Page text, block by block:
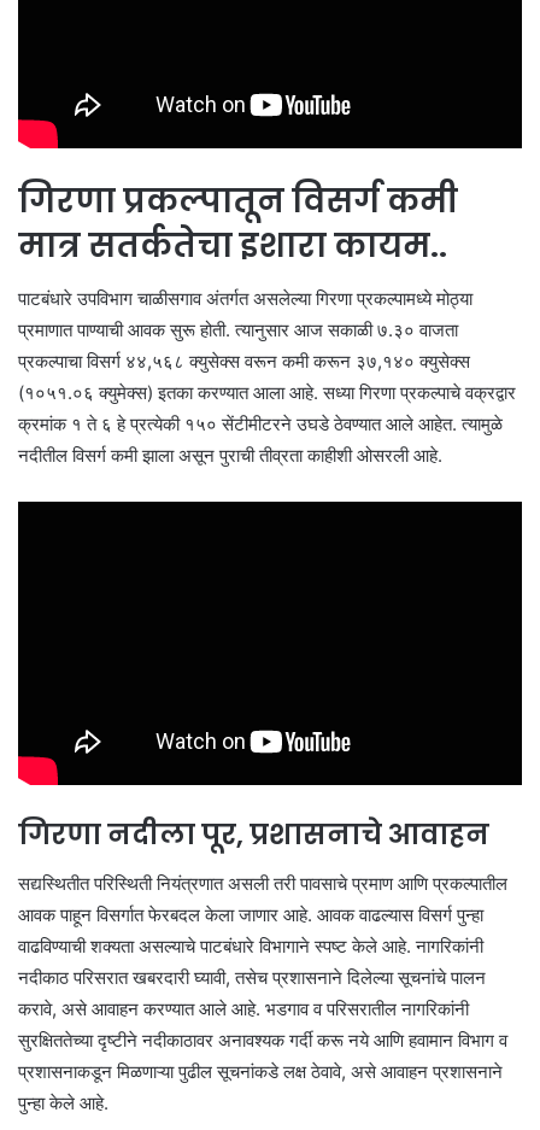
गिरणा प्रकल्पातून विसर्ग कमी
मात्र सतर्कतेचा इशारा कायम..
पाटबंधारे उपविभाग चाळीसगाव अंतर्गत असलेल्या गिरणा प्रकल्पामध्ये मोठ्या
प्रमाणात पाण्याची आवक सुरू होती. त्यानुसार आज सकाळी ७.३० वाजता
प्रकल्पाचा विसर्ग ४४,५६८ क्युसेक्स वरून कमी करून ३७,१४० क्युसेक्स
(१०५१.०६ क्युमेक्स) इतका करण्यात आला आहे. सध्या गिरणा प्रकल्पाचे वक्रद्वार
क्रमांक १ ते ६ हे प्रत्येकी १५० सेंटीमीटरने उघडे ठेवण्यात आले आहेत. त्यामुळे
नदीतील विसर्ग कमी झाला असून पुराची तीव्रता काहीशी ओसरली आहे.
गिरणा नदीला पूर, प्रशासनाचे आवाहन
सद्यस्थितीत परिस्थिती नियंत्रणात असली तरी पावसाचे प्रमाण आणि प्रकल्पातील
आवक पाहून विसर्गात फेरबदल केला जाणार आहे. आवक वाढल्यास विसर्ग पुन्हा
वाढविण्याची शक्यता असल्याचे पाटबंधारे विभागाने स्पष्ट केले आहे. नागरिकांनी
नदीकाठ परिसरात खबरदारी घ्यावी, तसेच प्रशासनाने दिलेल्या सूचनांचे पालन
करावे, असे आवाहन करण्यात आले आहे. भडगाव व परिसरातील नागरिकांनी
सुरक्षिततेच्या दृष्टीने नदीकाठावर अनावश्यक गर्दी करू नये आणि हवामान विभाग व
प्रशासनाकडून मिळणाऱ्या पुढील सूचनांकडे लक्ष ठेवावे, असे आवाहन प्रशासनाने
पुन्हा केले आहे.